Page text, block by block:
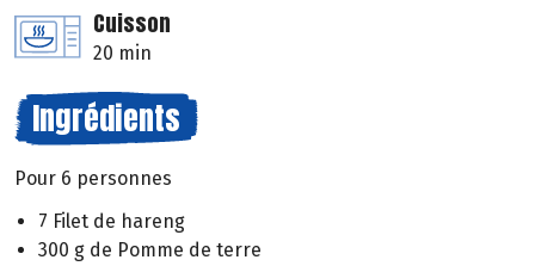
Cuisson
20 min
Ingrédients
Pour 6 personnes
7 Filet de hareng
300 g de Pomme de terre